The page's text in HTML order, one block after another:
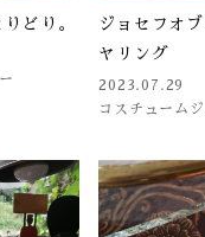
どり。
ジョセフオ
ヤリング
2023.07.29
コスチューム